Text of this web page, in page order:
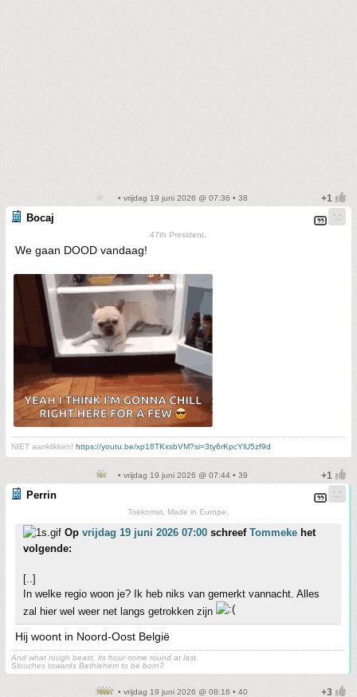
• vrijdag 19 juni 2026 @ 07:36 • 38
Bocaj
47th President.
We gaan DOOD vandaag!
NIET aanklikken! https://youtu.be/xp18TKxsbVM?si=3ty6rKpcYlU5zf9d
• vrijdag 19 juni 2026 @ 07:44 • 39
Perrin
Toekomst. Made in Europe.
Op vrijdag 19 juni 2026 07:00 schreef Tommeke het
volgende:
[..]
In welke regio woon je? Ik heb niks van gemerkt vannacht. Alles
zal hier wel weer net langs getrokken zijn
Hij woont in Noord-Oost België
And what rough beast, its hour come round at last,
Slouches towards Bethlehem to be born?
• vrijdag 19 juni 2026 @ 08:16 • 40